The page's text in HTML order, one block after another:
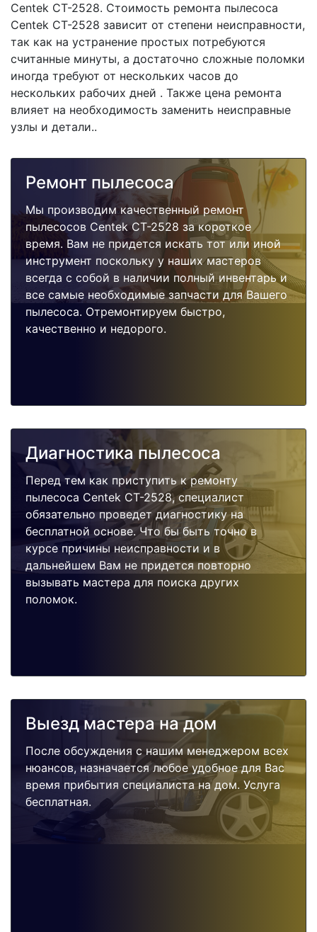
Centek CT-2528. Стоимость ремонта пылесоса
Centek CT-2528 зависит от степени неисправности,
так как на устранение простых потребуются
считанные минуты, а достаточно сложные поломки
иногда требуют от нескольких часов до
нескольких рабочих дней . Также цена ремонта
влияет на необходимость заменить неисправные
узлы и детали..
Ремонт пылесоса
Мы производим качественный ремонт
пылесосов Centek CT-2528 за короткое
время. Вам не придется искать тот или иной
инструмент поскольку у наших мастеров
всегда с собой в наличии полный инвентарь и
все самые необходимые запчасти для Вашего
пылесоса. Отремонтируем быстро,
качественно и недорого.
Диагностика пылесоса
Перед тем как приступить к ремонту
пылесоса Centek CT-2528, специалист
обязательно проведет диагностику на
бесплатной основе. Что бы быть точно в
курсе причины неисправности и в
дальнейшем Вам не придется повторно
вызывать мастера для поиска других
поломок.
Выезд мастера на дом
После обсуждения с нашим менеджером всех
нюансов, назначается любое удобное для Вас
время прибытия специалиста на дом. Услуга
бесплатная.